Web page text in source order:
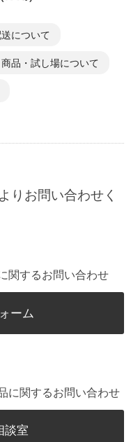
について
商品・試し場について
りお問い合わせく
関するお問い合わせ
ーム
に関するお問い合わせ
談室